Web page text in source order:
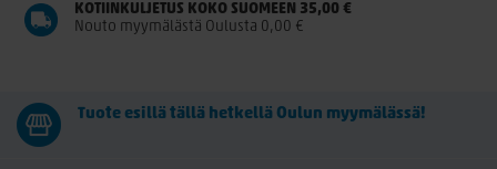
KOTIINKULJETUS KOKO SUOMEEN 35,00 €
Nouto myymälästä Oulusta 0,00 €
Tuote esillä tällä hetkellä Oulun myymälässä!